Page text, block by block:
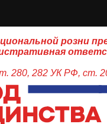
розни
280, 282 УК РФ, ст.